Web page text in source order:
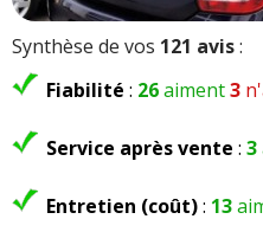
Synthèse de vos 121 avis:
Fiabilité : 26aiment3
Service après vente : 3
Entretien (coût): 13